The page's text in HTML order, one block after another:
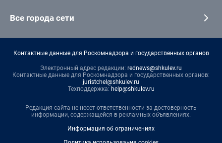
Все города сети
Контактные данные для Роскомнадзора и государственных органов
Электронный адрес редакции: rednews@shkulev.ru
Контактные данные для Роскомнадзора и государственных органов:
juristchel@shkulev.ru
Техподдержка: help@shkulev.ru
Редакция сайта не несет ответственности за достоверность
информации, содержащейся в рекламных объявлениях.
Информация об ограничениях